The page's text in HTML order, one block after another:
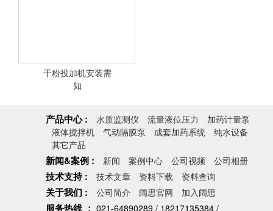
<查看详情>
干粉投加机安装需
知
产品中心 : 水质监测仪 流量液位压力
加药计量泵
液体搅拌机
气动隔膜泵 成套加药系统
纯水设备
其它产品
新闻&案例 : 新闻 案例中心 公司视频 公司相册
技术支持 : 技术文章 资料下载 资料查询
关于我们 : 公司简介 阔思官网 加入阔思
服务热线 ： 021-64890289 / 18217135384 /